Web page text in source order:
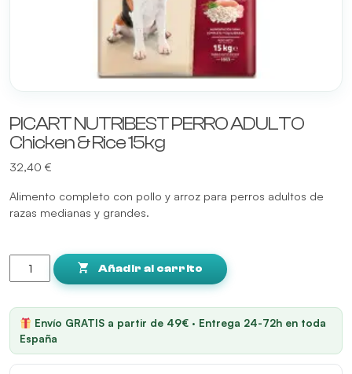
PICART NUTRIBEST PERRO ADULTO
Chicken & Rice 15kg
32,40 €
Alimento completo con pollo y arroz para perros adultos de
razas medianas y grandes.
NUTRIBEST
PERRO
Chicken
Rice
15kg
Añadir al carrito
Envío GRATIS a partir de 49€ · Entrega 24-72h en toda
España